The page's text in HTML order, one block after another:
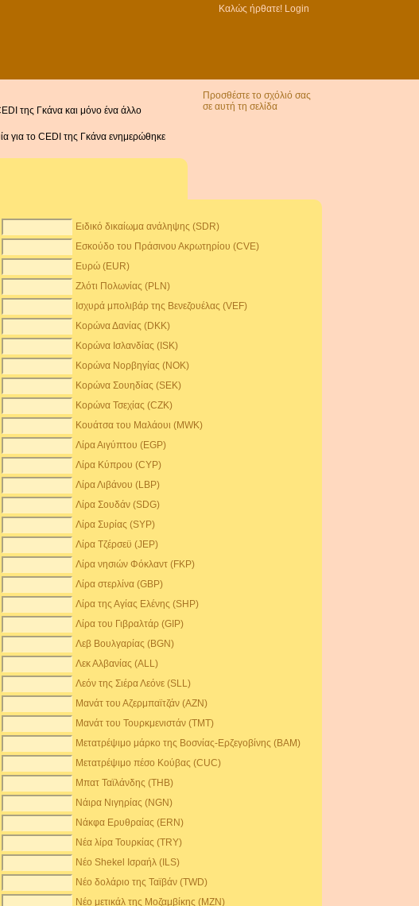
Καλώς ήρθατε! Login
της Γκάνα και μόνο ένα άλλο
για το CEDI της Γκάνα ενημερώθηκε
Προσθέστε το σχόλιό σας
σε αυτή τη σελίδα
Ειδικό δικαίωμα ανάληψης (SDR)
Εσκούδο του Πράσινου Ακρωτηρίου (CVE)
Ευρώ (EUR)
Ζλότι Πολωνίας (PLN)
Ισχυρά μπολιβάρ της Βενεζουέλας (VEF)
Κορώνα Δανίας (DKK)
Κορώνα Ισλανδίας (ISK)
Κορώνα Νορβηγίας (NOK)
Κορώνα Σουηδίας (SEK)
Κορώνα Τσεχίας (CZK)
Κουάτσα του Μαλάουι (MWK)
Λίρα Αιγύπτου (EGP)
Λίρα Κύπρου (CYP)
Λίρα Λιβάνου (LBP)
Λίρα Σουδάν (SDG)
Λίρα Συρίας (SYP)
Λίρα Τζέρσεϋ (JEP)
Λίρα νησιών Φόκλαντ (FKP)
Λίρα στερλίνα (GBP)
Λίρα της Αγίας Ελένης (SHP)
Λίρα του Γιβραλτάρ (GIP)
Λεβ Βουλγαρίας (BGN)
Λεκ Αλβανίας (ALL)
Λεόν της Σιέρα Λεόνε (SLL)
Μανάτ του Αζερμπαϊτζάν (AZN)
Μανάτ του Τουρκμενιστάν (TMT)
Μετατρέψιμο μάρκο της Βοσνίας-Ερζεγοβίνης (BAM)
Μετατρέψιμο πέσο Κούβας (CUC)
Μπατ Ταϊλάνδης (THB)
Νάιρα Νιγηρίας (NGN)
Νάκφα Ερυθραίας (ERN)
Νέα λίρα Τουρκίας (TRY)
Νέο Shekel Ισραήλ (ILS)
Νέο δολάριο της Ταϊβάν (TWD)
Νέο μετικάλ της Μοζαμβίκης (MZN)